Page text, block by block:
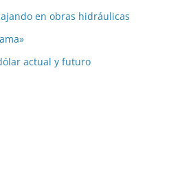
en obras hidráulicas
actual y futuro